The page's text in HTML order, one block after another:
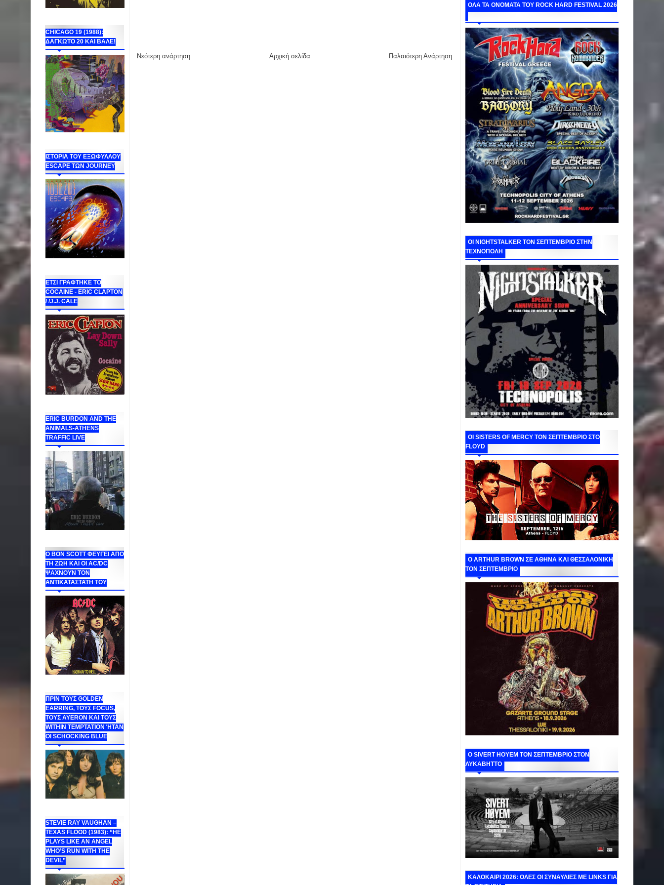
CHICAGO 19 (1988):
ΔΑΓΚΩΤΟ 20 ΚΑΙ ΒΑΛΕ!
ΙΣΤΟΡΙΑ ΤΟΥ ΕΞΩΦΥΛΛΟΥ
ESCAPE ΤΩΝ JOURNEY
ΕΤΣΙ ΓΡΑΦΤΗΚΕ ΤΟ
COCAINE - ERIC CLAPTON
/ /J.J. CALE
ERIC BURDON AND THE
ANIMALS-ATHENS
TRAFFIC LIVE
Ο BON SCOTT ΦΕΥΓΕΙ ΑΠΟ
ΤΗ ΖΩΗ ΚΑΙ ΟΙ AC/DC
ΨΑΧΝΟΥΝ ΤΟΝ
ΑΝΤΙΚΑΤΑΣΤΑΤΗ ΤΟΥ
ΠΡΙΝ ΤΟΥΣ GOLDEN
EARRING, ΤΟΥΣ FOCUS,
ΤΟΥΣ ΑΥΕROΝ ΚΑΙ ΤΟΥΣ
WITHIN TEMPTATION ΉΤΑΝ
ΟΙ SCHOCKING BLUE
STEVIE RAY VAUGHAN –
TEXAS FLOOD (1983): “HE
PLAYS LIKE AN ANGEL
WHO’S RUN WITH THE
DEVIL”
Νεότερη ανάρτηση Παλαιότερη Ανάρτηση
Αρχική σελίδα
ΟΛΑ ΤΑ ΟΝΟΜΑΤΑ ΤΟΥ ROCK HARD FESTIVAL 2026
ΟΙ NIGHTSTALKER ΤΟΝ ΣΕΠΤΕΜΒΡΙΟ ΣΤΗΝ
ΤΕΧΝΟΠΟΛΗ
ΟΙ SISTERS OF MERCY ΤΟΝ ΣΕΠΤΕΜΒΡΙΟ ΣΤΟ
FLOYD
O ARTHUR BROWN ΣΕ ΑΘΗΝΑ ΚΑΙ ΘΕΣΣΑΛΟΝΙΚΗ
ΤΟΝ ΣΕΠΤΕΜΒΡΙΟ
Ο SIVERT HOYEM ΤΟΝ ΣΕΠΤΕΜΒΡΙΟ ΣΤΟΝ
ΛΥΚΑΒΗΤΤΟ
ΚΑΛΟΚΑΙΡΙ 2026: ΟΛΕΣ ΟΙ ΣΥΝΑΥΛΙΕΣ ΜΕ LINKS ΓΙΑ